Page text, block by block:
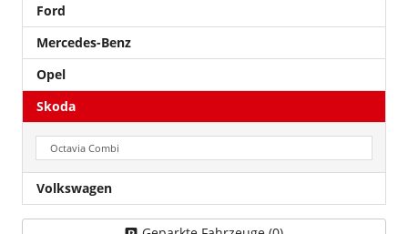
Ford
Mercedes-Benz
Opel
Skoda
Octavia Combi
Volkswagen